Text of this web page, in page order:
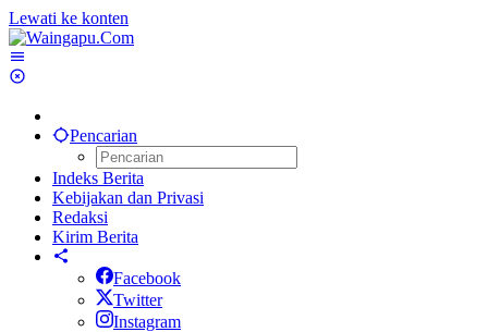
Lewati ke konten
Pencarian
Indeks Berita
Kebijakan dan Privasi
Redaksi
Kirim Berita
Facebook
Twitter
Instagram